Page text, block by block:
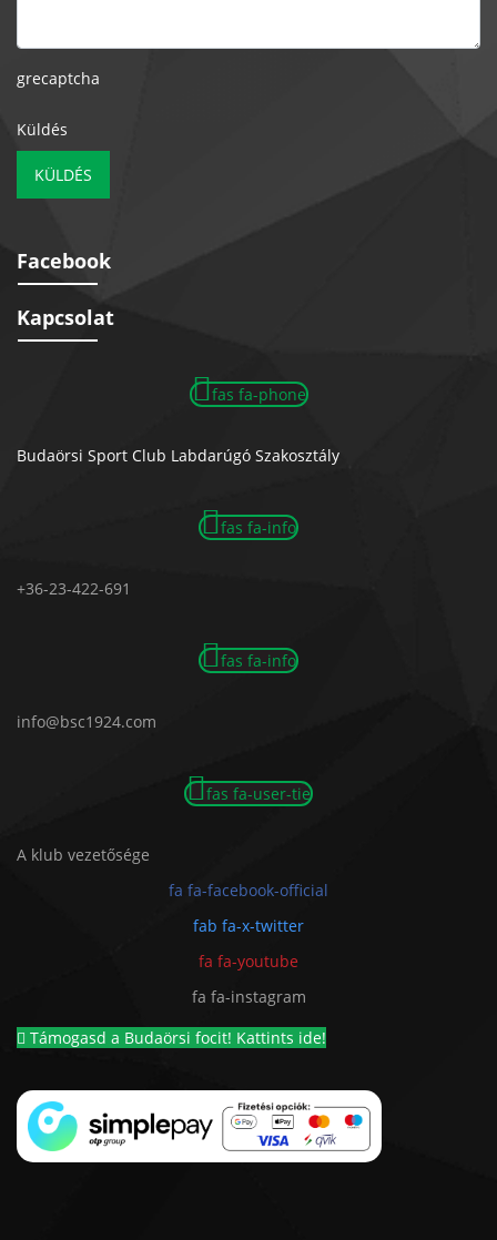
grecaptcha
Küldés
KÜLDÉS
Facebook
Kapcsolat
fas fa-phone
Budaörsi Sport Club Labdarúgó Szakosztály
fas fa-info
+36-23-422-691
fas fa-info
info@bsc1924.com
fas fa-user-tie
A klub vezetősége
fa fa-facebook-official
fab fa-x-twitter
fa fa-youtube
fa fa-instagram
Támogasd a Budaörsi focit! Kattints ide!